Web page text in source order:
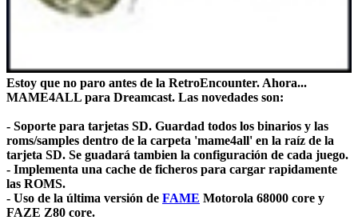
Estoy que no paro antes de la RetroEncounter. Ahora...
MAME4ALL para Dreamcast. Las novedades son:
- Soporte para tarjetas SD. Guardad todos los binarios y las
roms/samples dentro de la carpeta 'mame4all' en la raíz de la
tarjeta SD. Se guadará tambien la configuración de cada juego.
- Implementa una cache de ficheros para cargar rapidamente
las ROMS.
- Uso de la última versión de FAME Motorola 68000 core y
FAZE Z80 core.